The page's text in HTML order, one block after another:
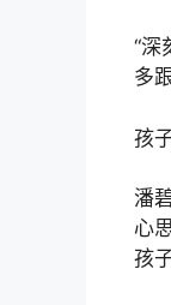
“深
多
孩
潘
心
孩